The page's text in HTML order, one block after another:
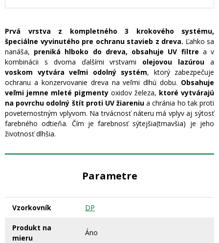
Prvá vrstva z kompletného 3 krokového systému,
špeciálne vyvinutého pre ochranu stavieb z dreva. Ľahko sa
nanáša, preniká hlboko do dreva, obsahuje UV filtre a v
kombinácii s dvoma ďalšími vrstvami olejovou lazúrou a
voskom vytvára veľmi odolný systém, ktorý zabezpečuje
ochranu a konzervovanie dreva na veľmi dlhú dobu. Obsahuje
veľmi jemne mleté pigmenty oxidov železa, ktoré vytvárajú
na povrchu odolný štít proti UV žiareniu a chránia ho tak proti
poveternostným vplyvom. Na trvácnosť náteru má vplyv aj sýtosť
farebného odtieňa. Čím je farebnosť sýtejšia(tmavšia) je jeho
životnosť dlhšia.
Parametre
Vzorkovník DP
Produkt na
mieru
Áno